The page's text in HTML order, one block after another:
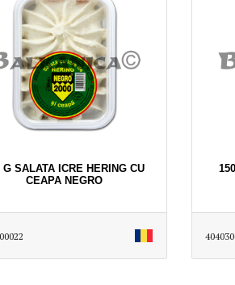
G SALATA ICRE HERING CU
CEAPA NEGRO